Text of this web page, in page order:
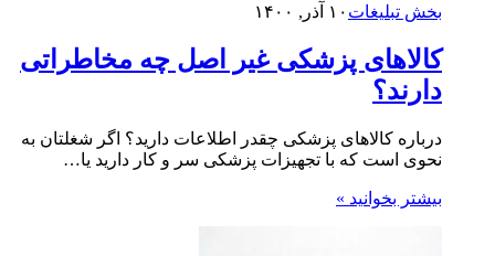
بخش تبلیغات ۱۰ آذر, ۱۴۰۰
کالاهای پزشکی غیر اصل چه مخاطراتی
دارند؟
درباره کالاهای پزشکی چقدر اطلاعات دارید؟ اگر شغلتان به
نحوی است که با تجهیزات پزشکی سر و کار دارید یا…
بیشتر بخوانید »